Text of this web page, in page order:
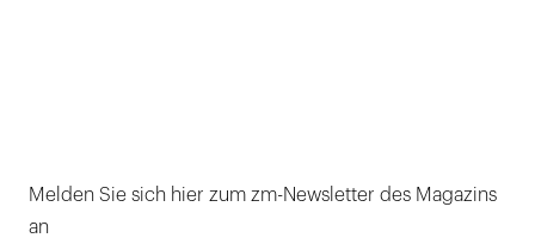
Melden Sie sich hier zum zm-Newsletter des Magazins
an